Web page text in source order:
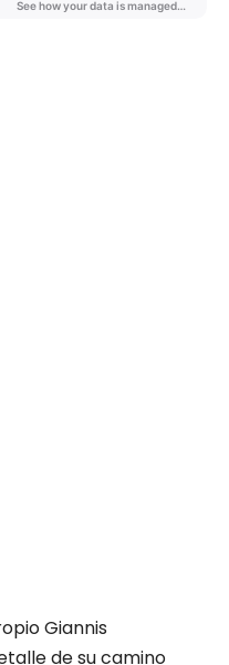
Giannis
de su camino